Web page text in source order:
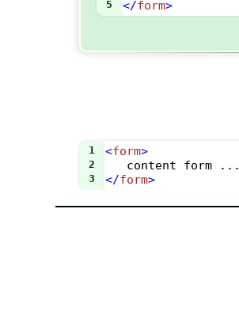
5 </form>
1 <form>
2
   content form ...
3 </form>